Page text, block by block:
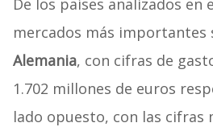
De los países analizados
mercados más importantes
Alemania, con cifras de
1.702 millones de euros
lado opuesto, con las cifras